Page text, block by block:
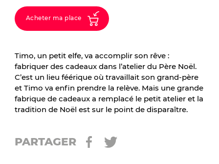
Acheter ma place
Timo, un petit elfe, va accomplir son rêve :
fabriquer des cadeaux dans l’atelier du Père Noël.
C’est un lieu féérique où travaillait son grand-père
et Timo va enfin prendre la relève. Mais une grande
fabrique de cadeaux a remplacé le petit atelier et la
tradition de Noël est sur le point de disparaître.
PARTAGER